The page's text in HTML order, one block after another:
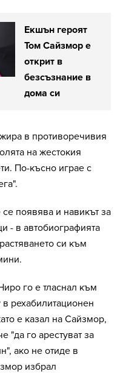
Екшън героят
Том Сайзмор е
открит в
безсъзнание в
дома си
в противоречивия
на жестокия
По-късно играе с
появява и навикът за
- в автобиографията
си към
го е тласнал към
рехабилитационен
е казал на Сайзмор,
"да го арестуват за
ако не отиде в
избрал